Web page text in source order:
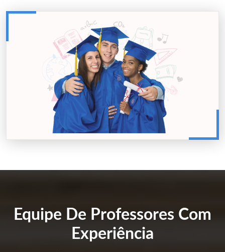
Equipe De Professores Com
Experiência